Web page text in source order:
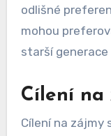
odlišné
mohou
starší
Cílení na
Cílení na zájmy